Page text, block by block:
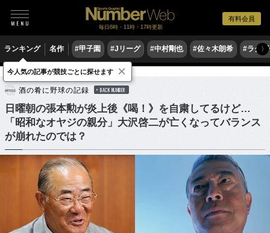
有料会員
毎日6時・11時・17時更新
ランキング 名作 #甲子園 #Jリーグ #中村剛也 #佐々木朗希 #ラグ〉
野球 プロ野球
酒の肴に野球の記録 BACK NUMBER
日曜朝の張本勲が炎上後《喝！》を自粛してるけど…
「昭和なオヤジの親分」大沢啓二が亡くなってバランス
が崩れたのでは？
今人気の記事が競技ごとに探せます ×